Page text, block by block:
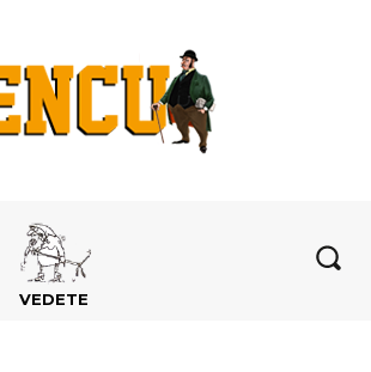
VEDETE